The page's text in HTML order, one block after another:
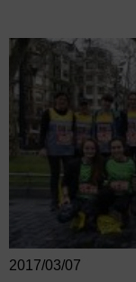
2017/03/07